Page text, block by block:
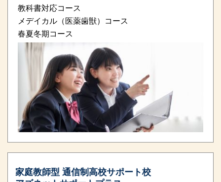
教科書対応コース
メデイカル（医薬歯獣）コース
春夏冬期コース
家庭教師型 通信制高校サポート校